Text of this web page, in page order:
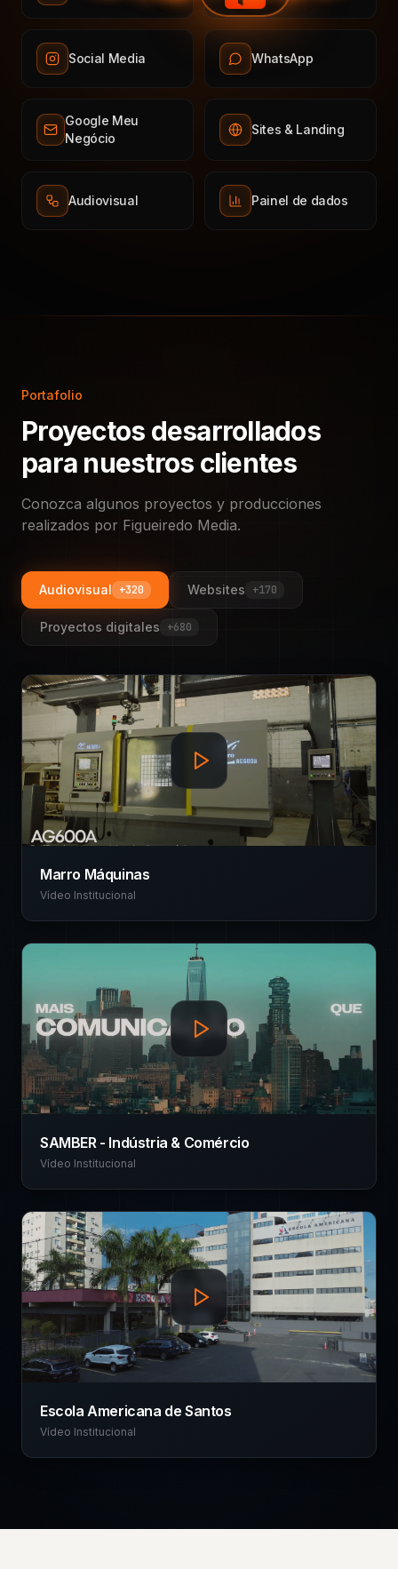
Social Media WhatsApp
Google Meu
Negócio
Sites & Landing
Audiovisual Painel de dados
Portafolio
Proyectos desarrollados
para nuestros clientes
Conozca algunos proyectos y producciones
realizados por Figueiredo Media.
Audiovisual +320 Websites +170
Proyectos digitales +680
Marro Máquinas
Vídeo Institucional
SAMBER - Indústria & Comércio
Vídeo Institucional
Escola Americana de Santos
Vídeo Institucional